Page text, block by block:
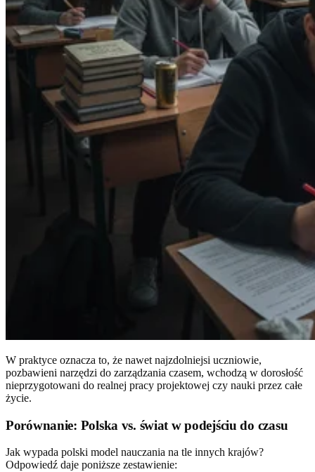
W praktyce oznacza to, że nawet najzdolniejsi uczniowie,
pozbawieni narzędzi do zarządzania czasem, wchodzą w dorosłość
nieprzygotowani do realnej pracy projektowej czy nauki przez całe
życie.
Porównanie: Polska vs. świat w podejściu do czasu
Jak wypada polski model nauczania na tle innych krajów?
Odpowiedź daje poniższe zestawienie: